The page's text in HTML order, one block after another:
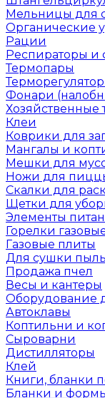
Мельницы для
Органические
Рации
Респираторы и
Термопары
Фонари
Хозяйственные
Клеи
Коврики для
Мангалы и
Мешки для
Ножи для
Скалки для
Щетки для
Элементы
Горелки
Газовые плиты
Для сушки
Продажа пчел
Весы и кантеры
Оборудование
Автоклавы
Коптильни и
Сыроварни
Дистилляторы
Клей
Книги, бланки
Бланки и